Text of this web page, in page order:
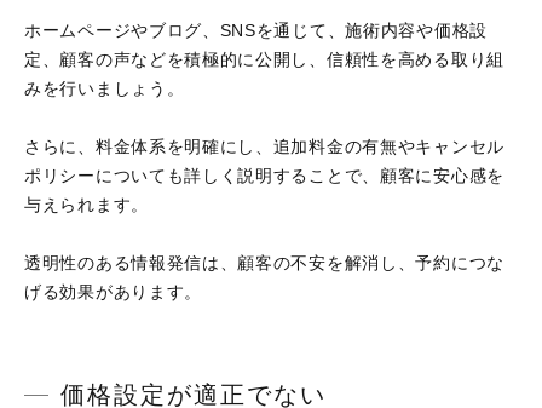
ホームページやブログ、SNSを通じて、施術内容や価格設
定、顧客の声などを積極的に公開し、信頼性を高める取り組
みを行いましょう。
さらに、料金体系を明確にし、追加料金の有無やキャンセル
ポリシーについても詳しく説明することで、顧客に安心感を
与えられます。
透明性のある情報発信は、顧客の不安を解消し、予約につな
げる効果があります。
価格設定が適正でない